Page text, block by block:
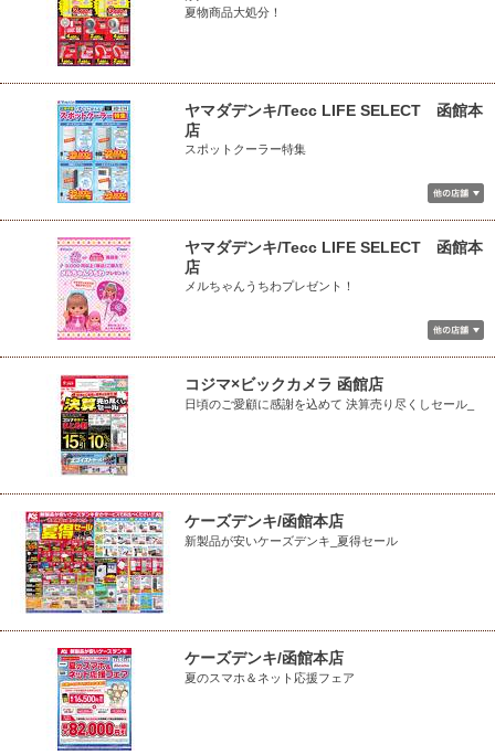
夏物商品大処分！
ヤマダデンキ/Tecc LIFE SELECT 函館本
店
スポットクーラー特集
ヤマダデンキ/Tecc LIFE SELECT 函館本
店
メルちゃんうちわプレゼント！
コジマ×ビックカメラ 函館店
日頃のご愛顧に感謝を込めて 決算売り尽くしセール_
ケーズデンキ/函館本店
新製品が安いケーズデンキ_夏得セール
ケーズデンキ/函館本店
夏のスマホ＆ネット応援フェア